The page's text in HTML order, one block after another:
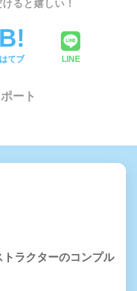
はてブ LINE
ート
ラクターのコンプル